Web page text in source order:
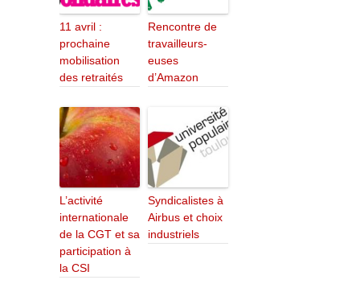
11 avril :
prochaine
mobilisation
des retraités
Rencontre de
travailleurs-
euses
d’Amazon
L’activité
internationale
de la CGT et sa
participation à
la CSI
Syndicalistes à
Airbus et choix
industriels